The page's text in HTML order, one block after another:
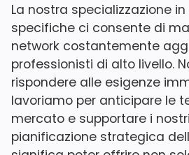
La nostra specializzazione
specifiche ci consente di
network costantemente
professionisti di alto livello.
rispondere alle esigenze
lavoriamo per anticipare le
mercato e supportare i
pianificazione strategica